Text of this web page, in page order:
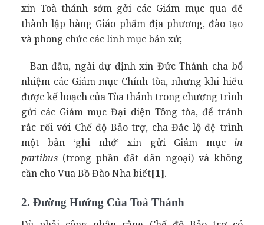
xin Toà thánh sớm gởi các Giám mục qua để
thành lập hàng Giáo phẩm địa phương, đào tạo
và phong chức các linh mục bản xứ;
– Ban đầu, ngài dự định xin Đức Thánh cha bổ
nhiệm các Giám mục Chính tòa, nhưng khi hiểu
được kế hoạch của Tòa thánh trong chương trình
gửi các Giám mục Đại diện Tông tòa, để tránh
rắc rối với Chế độ Bảo trợ, cha Đắc lộ đệ trình
một bản ‘ghi nhớ’ xin gửi Giám mục in
partibus (trong phần đất dân ngoại) và không
cần cho Vua Bồ Đào Nha biết[1].
2. Đường Hướng Của Toà Thánh